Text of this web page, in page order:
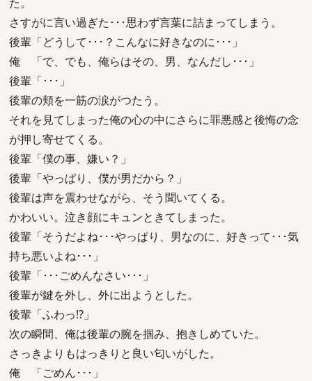
さすがに言い過ぎた･･･思わず言葉に詰まってしまう。
後輩「どうして･･･？こんなに好きなのに･･･」
俺 「で、でも、俺らはその、男、なんだし･･･」
後輩「･･･」
後輩の頬を一筋の涙がつたう。
それを見てしまった俺の心の中にさらに罪悪感と後悔の念
が押し寄せてくる。
後輩「僕の事、嫌い？」
後輩「やっぱり、僕が男だから？」
後輩は声を震わせながら、そう聞いてくる。
かわいい。泣き顔にキュンときてしまった。
後輩「そうだよね･･･やっぱり、男なのに、好きって･･･気
持ち悪いよね･･･」
後輩「･･･ごめんなさい･･･」
後輩が鍵を外し、外に出ようとした。
後輩「ふわっ!?」
次の瞬間、俺は後輩の腕を掴み、抱きしめていた。
さっきよりもはっきりと良い匂いがした。
俺 「ごめん･･･」